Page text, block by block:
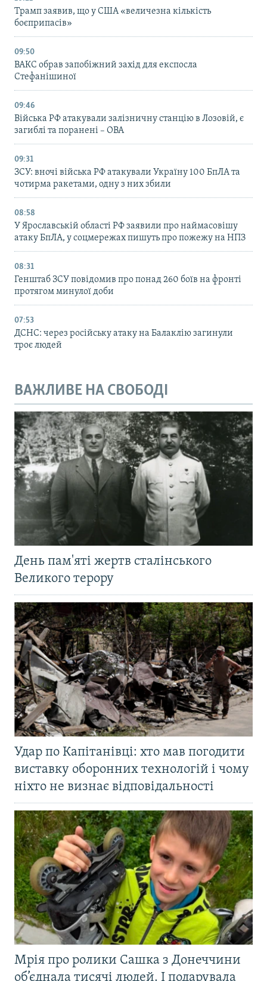
Трамп заявив, що у США «величезна кількість
боєприпасів»
09:50
ВАКС обрав запобіжний захід для експосла
Стефанішиної
09:46
Війська РФ атакували залізничну станцію в Лозовій, є
загиблі та поранені – ОВА
09:31
ЗСУ: вночі війська РФ атакували Україну 100 БпЛА та
чотирма ракетами, одну з них збили
08:58
У Ярославській області РФ заявили про наймасовішу
атаку БпЛА, у соцмережах пишуть про пожежу на НПЗ
08:31
Генштаб ЗСУ повідомив про понад 260 боїв на фронті
протягом минулої доби
07:53
ДСНС: через російську атаку на Балаклію загинули
троє людей
ВАЖЛИВЕ НА СВОБОДІ
День пам'яті жертв сталінського
Великого терору
Удар по Капітанівці: хто мав погодити
виставку оборонних технологій і чому
ніхто не визнає відповідальності
Мрія про ролики Сашка з Донеччини
об’єднала тисячі людей. І подарувала